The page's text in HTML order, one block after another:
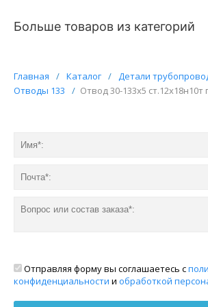
Больше товаров из категорий
Главная / Каталог / Детали
Отводы 133
/ Отвод 30-133х5 ст.12х18н10т
Отправляя форму вы соглашаетесь с
конфиденциальности и обработкой